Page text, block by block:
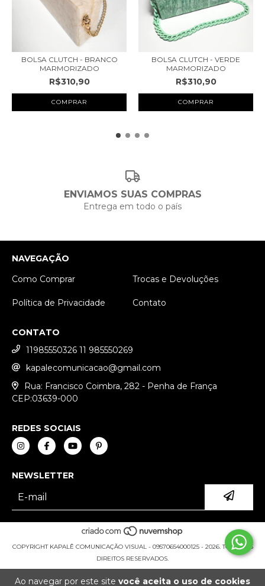
Ao navegar por este site você aceita o uso de cookies
BOLSA CLUTCH - BRANCO
MARMORIZADO
R$310,90
BOLSA CLUTCH - VERDE
MARMORIZADO
R$310,90
ENVIAMOS SUAS COMPRAS
Entrega em todo o país
NAVEGAÇÃO
Como Comprar
Trocas e Devoluções
Política de Privacidade Contato
CONTATO
11985550326 11 985550269
kapalecomunicacao@gmail.com
Rua: Francisco Coimbra, 282 - Penha de França
CEP:03639-000
REDES SOCIAIS
NEWSLETTER
COPYRIGHT KAPALÊ COMUNICAÇÃO VISUAL - 09570654000125 - 2026. TODOS OS
DIREITOS RESERVADOS.